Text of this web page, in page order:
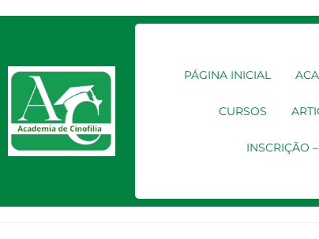
PÁGINA INICIAL
CURSOS
INSCRIÇÃO